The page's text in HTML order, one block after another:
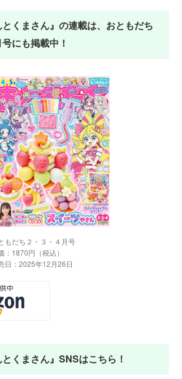
とくまさん』の連載は、おともだち
にも掲載中！
もだち２・３・４月号
：1870円（税込）
日：2025年12月26日
とくまさん』SNSはこちら！